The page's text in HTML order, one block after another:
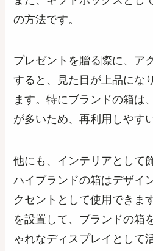
の方法です。
プレゼントを贈る際に、ア
すると、見た目が上品にな
ます。特にブランドの箱は
が多いため、再利用しやす
他にも、インテリアとして
ハイブランドの箱はデザイ
クセントとして使用できま
を設置して、ブランドの箱
ゃれなディスプレイとして